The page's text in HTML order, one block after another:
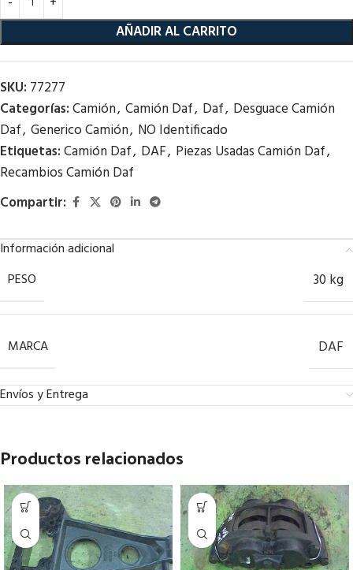
AÑADIR AL CARRITO
SKU: 77277
Categorías:Camión, Camión Daf, Daf, Desguace Camión
Daf, Generico Camión, NO Identificado
Etiquetas:Camión Daf, DAF, Piezas Usadas Camión Daf,
Recambios Camión Daf
Compartir:
Información adicional
PESO
30 kg
MARCA DAF
Envíos y Entrega
Productos relacionados